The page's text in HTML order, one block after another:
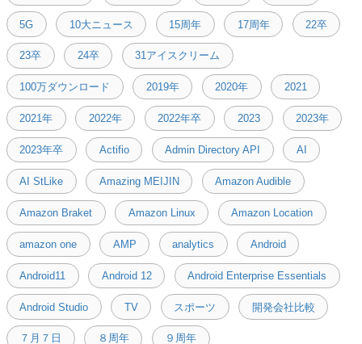
5G 10大ニュース 15周年 17周年 22卒
23卒 24卒 31アイスクリーム
100万ダウンロード 2019年 2020年 2021
2021年 2022年 2022年卒 2023 2023年
2023年卒 Actifio Admin Directory API AI
AI StLike Amazing MEIJIN Amazon Audible
Amazon Braket Amazon Linux Amazon Location
amazon one AMP analytics Android
Android11 Android 12 Android Enterprise Essentials
Android Studio TV スポーツ 開発会社比較
７月７日 ８周年 ９周年